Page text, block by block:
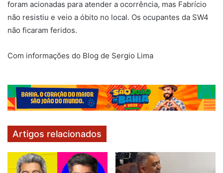
foram acionadas para atender a ocorrência, mas Fabrício
não resistiu e veio a óbito no local. Os ocupantes da SW4
não ficaram feridos.
Com informações do Blog de Sergio Lima
Artigos relacionados